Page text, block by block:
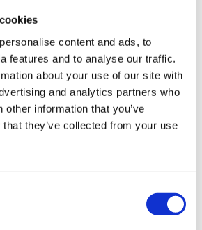
content and ads, to
features and to analyse our traffic.
about your use of our site with
and analytics partners who
other information that you’ve
they’ve collected from your use
SQL-query’s en het bouwen
Dit profiel speelt een cruciale rol
waar gegevens de
organisatie vormen. Deze
bedrijven bij het verzamelen,
van gegevens om trends
waardoor bedrijfsleiders
verschillende teams binnen een
IT, marketing en finance, om
Kortom, een SQL